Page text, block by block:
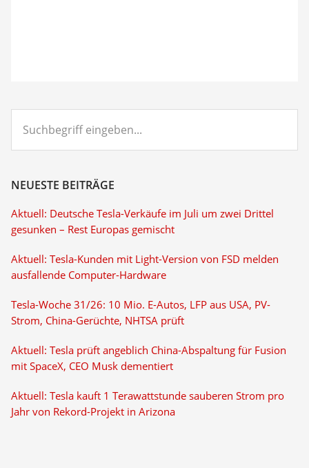
eingeben...
NEUESTE BEITRÄGE
Aktuell: Deutsche Tesla-Verkäufe im Juli um zwei Drittel
gesunken – Rest Europas gemischt
Aktuell: Tesla-Kunden mit Light-Version von FSD melden
ausfallende Computer-Hardware
Tesla-Woche 31/26: 10 Mio. E-Autos, LFP aus USA, PV-
Strom, China-Gerüchte, NHTSA prüft
Aktuell: Tesla prüft angeblich China-Abspaltung für Fusion
mit SpaceX, CEO Musk dementiert
Aktuell: Tesla kauft 1 Terawattstunde sauberen Strom pro
Jahr von Rekord-Projekt in Arizona